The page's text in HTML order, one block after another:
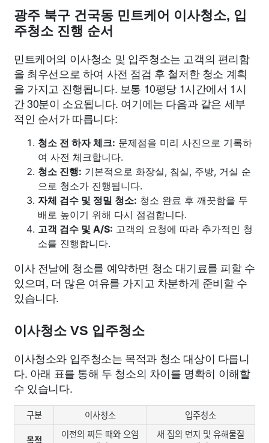
광주 북구 건국동 민트케어 이사청소, 입
주청소 진행 순서
민트케어의 이사청소 및 입주청소는 고객의 편리함
을 최우선으로 하여 사전 점검 후 철저한 청소 계획
을 가지고 진행됩니다. 보통 10평당 1시간에서 1시
간 30분이 소요됩니다. 여기에는 다음과 같은 세부
적인 순서가 따릅니다:
청소 전 하자 체크: 문제점을 미리 사진으로 기록하
여 사전 체크합니다.
청소 진행: 기본적으로 화장실, 침실, 주방, 거실 순
으로 청소가 진행됩니다.
자체 검수 및 정밀 청소: 청소 완료 후 깨끗함을 두
배로 높이기 위해 다시 점검합니다.
고객 검수 및 A/S: 고객의 요청에 따라 추가적인 청
소를 진행합니다.
이사 전날에 청소를 예약하면 청소 대기료를 피할 수
있으며, 더 많은 여유를 가지고 차분하게 준비할 수
있습니다.
이사청소 VS 입주청소
이사청소와 입주청소는 목적과 청소 대상이 다릅니
다. 아래 표를 통해 두 청소의 차이를 명확히 이해할
수 있습니다.
구분 이사청소 입주청소
목적
이전의 찌든 때와 오염
새 집의 먼지 및 유해물질